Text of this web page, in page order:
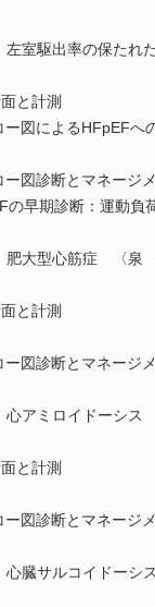
駆出率の保たれ
計測
によるHFpEFへの
診断とマネージメ
期診断：運動負荷
型心筋症 〈泉
計測
診断とマネージメ
ミロイドーシス
計測
診断とマネージメ
サルコイドーシス